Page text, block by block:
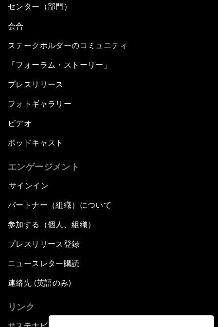
センター（部門）
会合
ステークホルダーのコミュニティ
「フォーラム・ストーリー」
プレスリリース
フォトギャラリー
ビデオ
ポッドキャスト
エンゲージメント
サインイン
パートナー（組織）について
参加する（個人、組織）
プレスリリース登録
ニュースレター購読
連絡先 (英語のみ)
リンク